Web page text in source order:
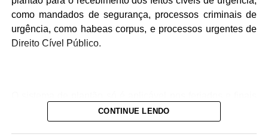
como mandados de segurança, processos criminais de
urgência, como habeas corpus, e processos urgentes de
Direito Cível Público.
de semana para apreciação de medidas judiciais que
reclamem soluções urgentes, e após o expediente
CONTINUE LENDO